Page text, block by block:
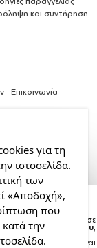
Λευκό με
600ml
σας θα παραδοθεί σε
Τρίτη 18 Αυγούστου,
στο courier είναι
και συντήρηση
Επικοινωνία
για τη
ιστοσελίδα.
των
«Αποδοχή»,
που
την